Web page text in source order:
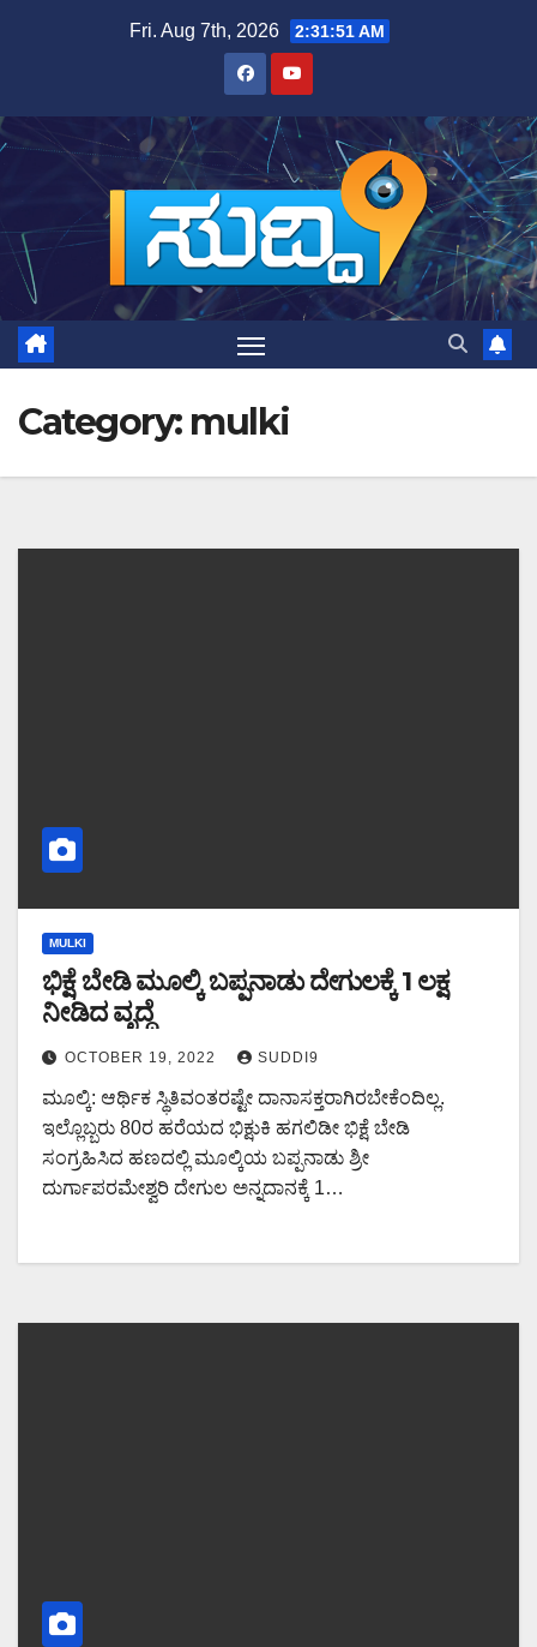
Fri. Aug 7th, 2026 2:31:51 AM
Category: mulki
MULKI
ಭಿಕ್ಷೆ ಬೇಡಿ ಮೂಲ್ಕಿ ಬಪ್ಪನಾಡು ದೇಗುಲಕ್ಕೆ 1 ಲಕ್ಷ
ನೀಡಿದ ವೃದ್ಧೆ
OCTOBER 19, 2022 SUDDI9
ಮೂಲ್ಕಿ: ಆರ್ಥಿಕ ಸ್ಥಿತಿವಂತರಷ್ಟೇ ದಾನಾಸಕ್ತರಾಗಿರಬೇಕೆಂದಿಲ್ಲ.
ಇಲ್ಲೊಬ್ಬರು 80ರ ಹರೆಯದ ಭಿಕ್ಷುಕಿ ಹಗಲಿಡೀ ಭಿಕ್ಷೆ ಬೇಡಿ
ಸಂಗ್ರಹಿಸಿದ ಹಣದಲ್ಲಿ ಮೂಲ್ಕಿಯ ಬಪ್ಪನಾಡು ಶ್ರೀ
ದುರ್ಗಾಪರಮೇಶ್ವರಿ ದೇಗುಲ ಅನ್ನದಾನಕ್ಕೆ 1…